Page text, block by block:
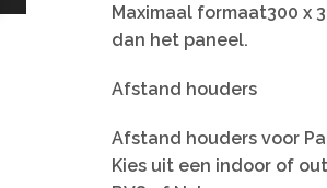
Maximaal formaat300 x
dan het paneel.
Afstand houders
Afstand houders voor
Kies uit een indoor of